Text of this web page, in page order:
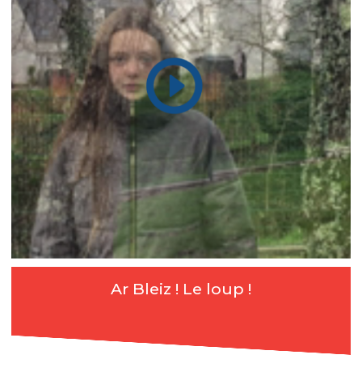
Ar Bleiz ! Le loup !